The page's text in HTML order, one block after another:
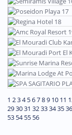
1 234 56789 10 11
293031 3233343536
53 54 55 56